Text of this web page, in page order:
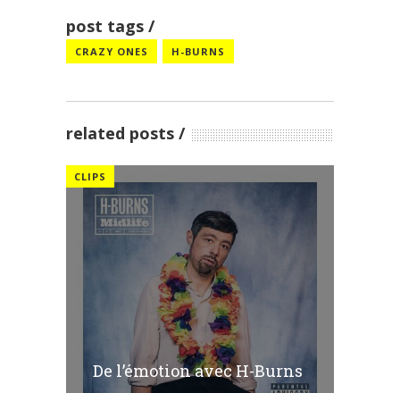
post tags
CRAZY ONES H-BURNS
related posts
CLIPS
De l’émotion avec H-Burns